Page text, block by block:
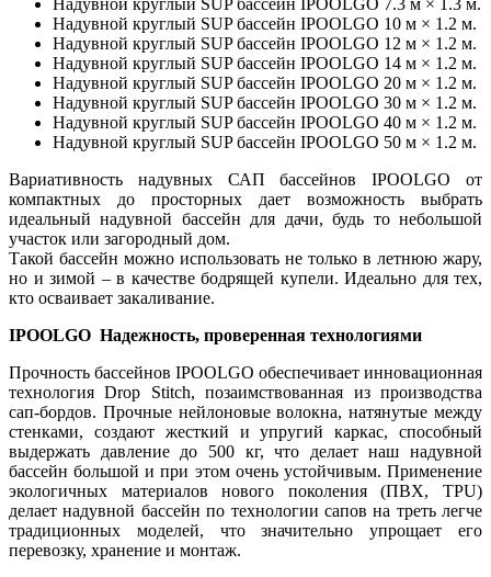
Надувной круглый SUP бассейн IPOOLGO 7.3 м × 1.3 м.
Надувной круглый SUP бассейн IPOOLGO 10 м × 1.2 м.
Надувной круглый SUP бассейн IPOOLGO 12 м × 1.2 м.
Надувной круглый SUP бассейн IPOOLGO 14 м × 1.2 м.
Надувной круглый SUP бассейн IPOOLGO 20 м × 1.2 м.
Надувной круглый SUP бассейн IPOOLGO 30 м × 1.2 м.
Надувной круглый SUP бассейн IPOOLGO 40 м × 1.2 м.
Надувной круглый SUP бассейн IPOOLGO 50 м × 1.2 м.
Вариативность надувных САП бассейнов IPOOLGO от
компактных до просторных дает возможность выбрать
идеальный надувной бассейн для дачи, будь то небольшой
участок или загородный дом.
Такой бассейн можно использовать не только в летнюю жару,
но и зимой – в качестве бодрящей купели. Идеально для тех,
кто осваивает закаливание.
IPOOLGO Надежность, проверенная технологиями
Прочность бассейнов IPOOLGO обеспечивает инновационная
технология Drop Stitch, позаимствованная из производства
сап-бордов. Прочные нейлоновые волокна, натянутые между
стенками, создают жесткий и упругий каркас, способный
выдержать давление до 500 кг, что делает наш надувной
бассейн большой и при этом очень устойчивым. Применение
экологичных материалов нового поколения (ПВХ, TPU)
делает надувной бассейн по технологии сапов на треть легче
традиционных моделей, что значительно упрощает его
перевозку, хранение и монтаж.